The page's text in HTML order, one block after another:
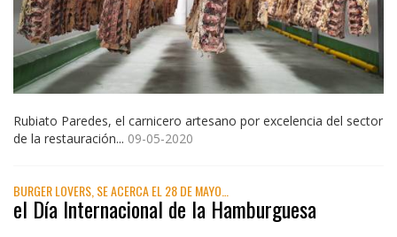
Rubiato Paredes, el carnicero artesano por excelencia del sector
de la restauración... 09-05-2020
BURGER LOVERS, SE ACERCA EL 28 DE MAYO…
el Día Internacional de la Hamburguesa